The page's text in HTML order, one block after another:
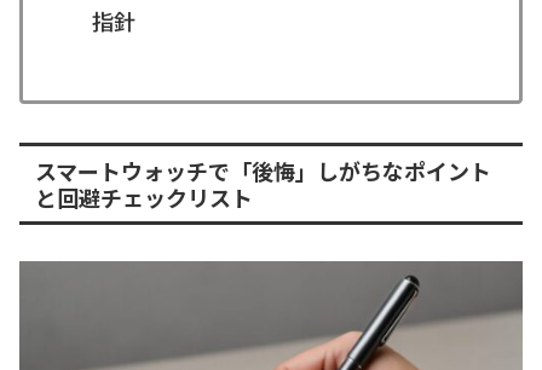
指針
スマートウォッチで「後悔」しがちなポイント
と回避チェックリスト